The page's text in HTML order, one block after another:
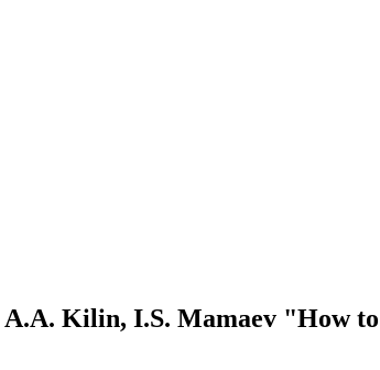
A.A. Kilin, I.S. Mamaev "How